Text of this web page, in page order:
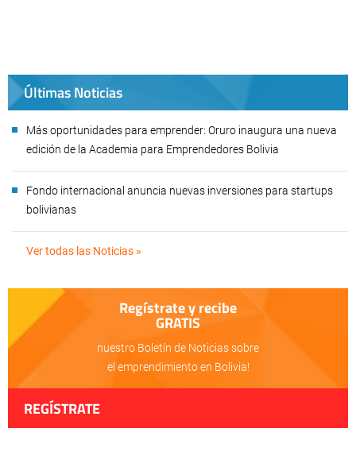
Últimas Noticias
Más oportunidades para emprender: Oruro inaugura una nueva
edición de la Academia para Emprendedores Bolivia
Fondo internacional anuncia nuevas inversiones para startups
bolivianas
Ver todas las Noticias »
Regístrate y recibe
GRATIS
nuestro Boletín de Noticias sobre
el emprendimiento en Bolivia!
REGÍSTRATE